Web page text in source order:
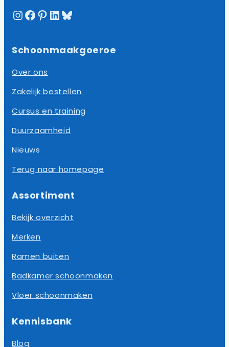
Instagram
Facebook
Pinterest
LinkedIn
Bluesky
Schoonmaakgoeroe
Over ons
Zakelijk bestellen
Cursus en training
Duurzaamheid
Nieuws
Terug naar homepage
Assortiment
Bekijk overzicht
Merken
Ramen buiten
Badkamer schoonmaken
Vloer schoonmaken
Kennisbank
Blog